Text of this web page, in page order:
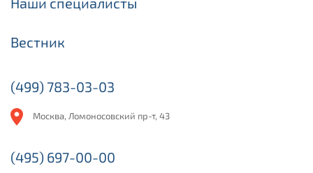
Вестник
(499) 783-03-03
Москва, Ломоносовский пр-т, 43
(495) 697-00-00